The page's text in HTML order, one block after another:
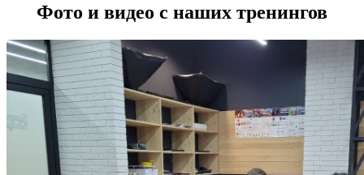
Фото и видео с наших тренингов